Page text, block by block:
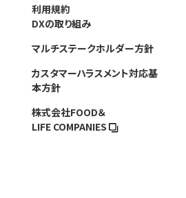
利用規約
DXの取り組み
マルチステークホルダー方針
カスタマーハラスメント対応基
本方針
株式会社FOOD＆
LIFE COMPANIES